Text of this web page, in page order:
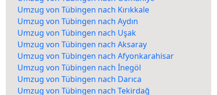
Umzug von Tübingen nach Kırıkkale
Umzug von Tübingen nach Aydın
Umzug von Tübingen nach Uşak
Umzug von Tübingen nach Aksaray
Umzug von Tübingen nach Afyonkarahisar
Umzug von Tübingen nach İnegöl
Umzug von Tübingen nach Darıca
Umzug von Tübingen nach Tekirdağ